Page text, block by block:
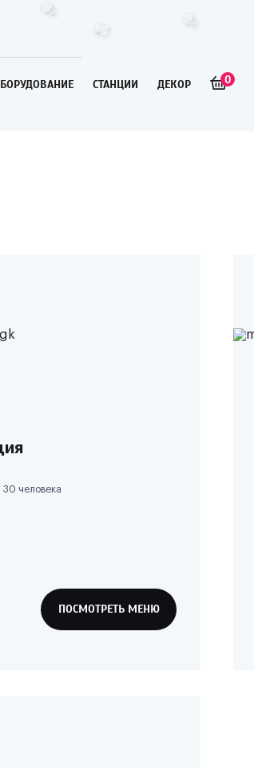
СТАНЦИИ ДЕКОР 0
30 человека
ПОСМОТРЕТЬ МЕНЮ